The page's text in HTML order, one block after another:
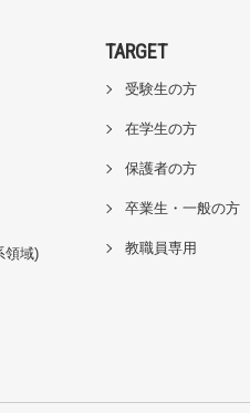
領域)
TARGET
受験生の方
在学生の方
保護者の方
卒業生・一般の方
教職員専用